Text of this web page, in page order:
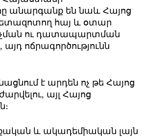
անարգանք են նաև Հայոց
հայ և օտար
ու դատապարտման
ոճրագործությունն
է արդեն ոչ թե Հայոց
այլ Հայոց
և ակադեմիական լայն